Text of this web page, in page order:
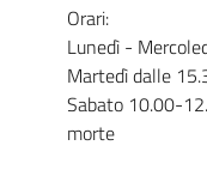
Orari:
Lunedì -
Martedì dalle
Sabato 10.00-
morte